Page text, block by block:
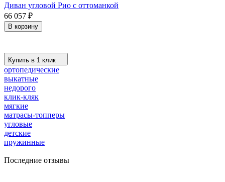
Диван угловой Рио с оттоманкой
66 057 ₽
В корзину
Купить в 1 клик
ортопедические
выкатные
недорого
клик-кляк
мягкие
матрасы-топперы
угловые
детские
пружинные
Последние отзывы